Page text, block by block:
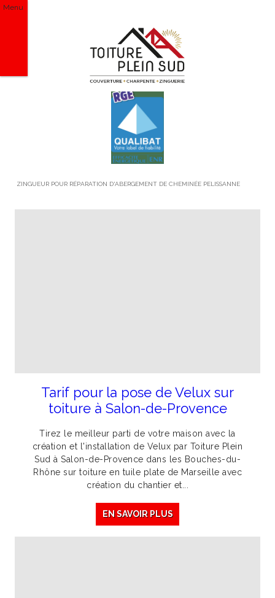
Menu
ZINGUEUR POUR RÉPARATION D'ABERGEMENT DE CHEMINÉE PELISSANNE
Tarif pour la pose de Velux sur
toiture à Salon-de-Provence
Tirez le meilleur parti de votre maison avec la
création et l'installation de Velux par Toiture Plein
Sud à Salon-de-Provence dans les Bouches-du-
Rhône sur toiture en tuile plate de Marseille avec
création du chantier et...
EN SAVOIR PLUS